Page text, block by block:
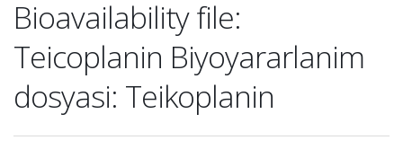
Bioavailability file:
Teicoplanin Biyoyararlanim
dosyasi: Teikoplanin